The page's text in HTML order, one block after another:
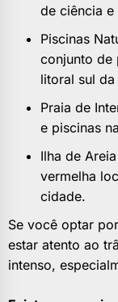
de ciência
Piscinas
conjunto de
litoral sul
Praia de
e piscinas
Ilha de
vermelha
cidade.
Se você optar
estar atento ao
intenso,